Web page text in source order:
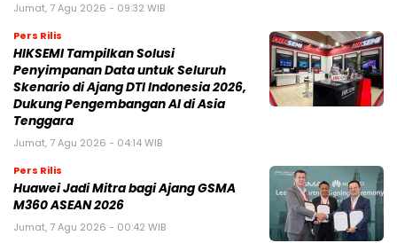
Jumat, 7 Agu 2026 - 09:32 WIB
Pers Rilis
HIKSEMI Tampilkan Solusi
Penyimpanan Data untuk Seluruh
Skenario di Ajang DTI Indonesia 2026,
Dukung Pengembangan AI di Asia
Tenggara
Jumat, 7 Agu 2026 - 04:14 WIB
Pers Rilis
Huawei Jadi Mitra bagi Ajang GSMA
M360 ASEAN 2026
Jumat, 7 Agu 2026 - 00:42 WIB